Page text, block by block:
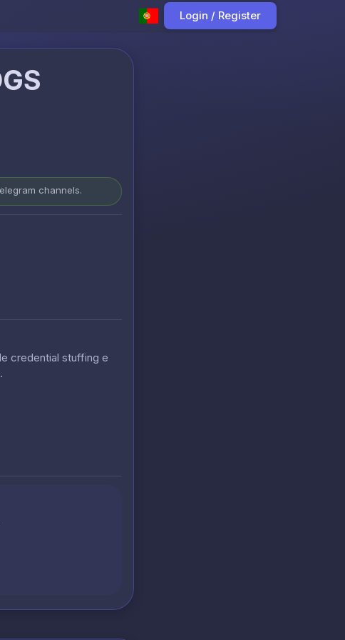
Login / Register
channels.
credential stuffing e